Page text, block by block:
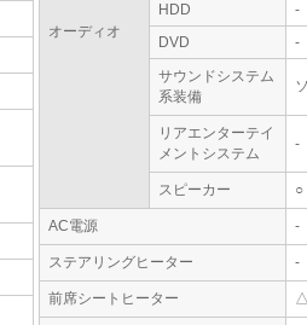
オーディオ
HDD
-
DVD
-
サウンドシステム
系装備
リアエンターテイ
メントシステム
-
スピーカー ○
AC電源 -
ステアリングヒーター -
前席シートヒーター